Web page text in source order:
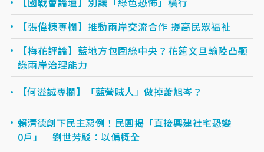
【張偉棟專欄】推動兩岸交流合作 提高民眾福祉
【梅花評論】藍地方包圍綠中央？花蓮文旦輸陸凸顯
綠兩岸治理能力
【何溢誠專欄】「藍營賊人」做掉蕭旭岑？
賴清德創下民主惡例！民團揭「直接興建社宅恐變
0戶」 劉世芳駁：以偏概全